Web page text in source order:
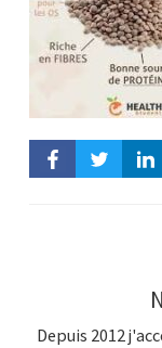
Depuis 2012